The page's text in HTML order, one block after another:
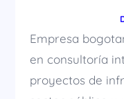
Empresa
en consultoría
proyectos de